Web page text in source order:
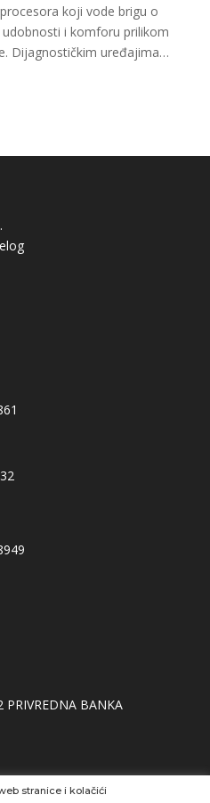
koji vode brigu o
udobnosti i komforu prilikom
Dijagnostičkim uređajima
BANKA
stranice i kolačići